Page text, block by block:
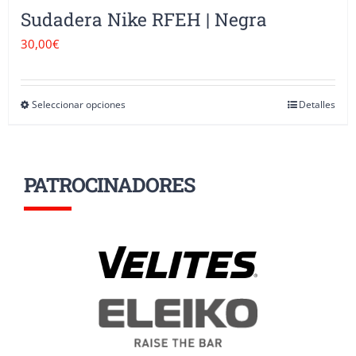
Sudadera Nike RFEH | Negra
30,00€
Seleccionar opcionesEste
múltiples
opciones
pueden
elegir
Detalles
PATROCINADORES